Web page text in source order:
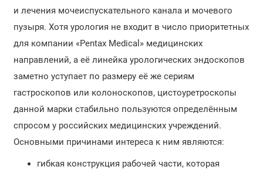
и лечения мочеиспускательного канала и мочевого
пузыря. Хотя урология не входит в число приоритетных
для компании «Pentax Medical» медицинских
направлений, а её линейка урологических эндоскопов
заметно уступает по размеру её же сериям
гастроскопов или колоноскопов, цистоуретроскопы
данной марки стабильно пользуются определённым
спросом у российских медицинских учреждений.
Основными причинами интереса к ним являются:
гибкая конструкция рабочей части, которая